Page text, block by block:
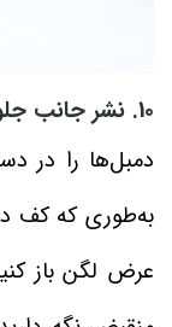
10. نشر جانب جلو ترکیبی
دمبل‌ها را در
به‌طوری که کف
عرض لگن باز